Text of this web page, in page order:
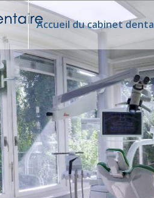
Accueil du cabinet